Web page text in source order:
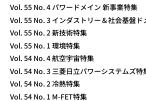
Vol. 55 No. 4 パワードメイン 新事業特集
Vol. 55 No. 3 インダストリー＆社会基盤ド
Vol. 55 No. 2 新技術特集
Vol. 55 No. 1 環境特集
Vol. 54 No. 4 航空宇宙特集
Vol. 54 No. 3 三菱日立パワーシステムズ特
Vol. 54 No. 2 冷熱特集
Vol. 54 No. 1 M-FET特集